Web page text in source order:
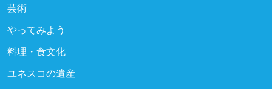
芸術
やってみよう
料理・食文化
ユネスコの遺産